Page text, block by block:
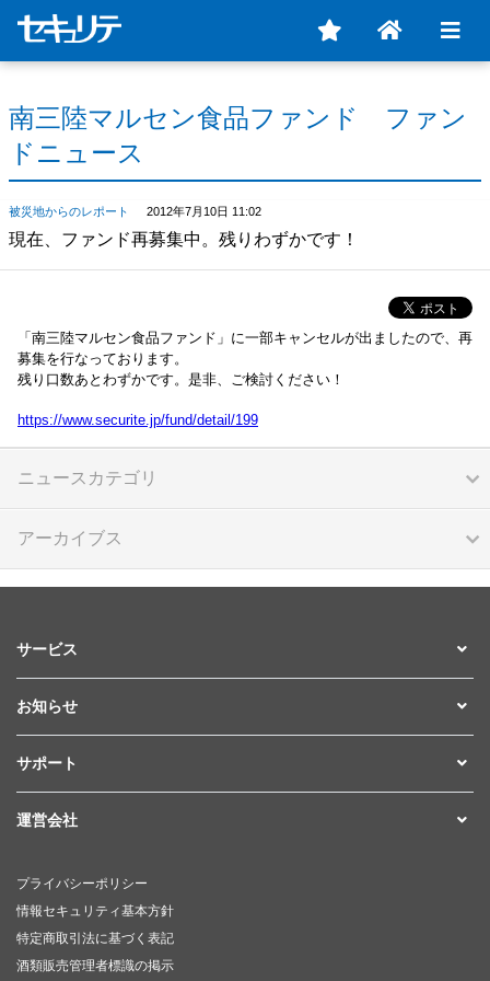
南三陸マルセン食品ファンド ファン
ドニュース
被災地からのレポート 2012年7月10日 11:02
現在、ファンド再募集中。残りわずかです！
「南三陸マルセン食品ファンド」に一部キャンセルが出ましたので、再
募集を行なっております。
残り口数あとわずかです。是非、ご検討ください！
https://www.securite.jp/fund/detail/199
ニュースカテゴリ
アーカイブス
サービス
お知らせ
サポート
運営会社
プライバシーポリシー
情報セキュリティ基本方針
特定商取引法に基づく表記
酒類販売管理者標識の掲示